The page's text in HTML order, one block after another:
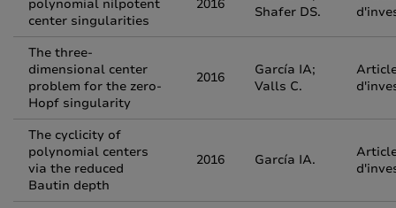
polynomial nilpotent
center singularities
2016
Shafer DS.
The three-
dimensional center
problem for the zero-
Hopf singularity
2016
García IA;
Valls C.
The cyclicity of
polynomial centers
via the reduced
Bautin depth
2016 García IA.